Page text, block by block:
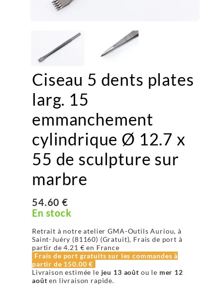
Ciseau 5 dents plates
larg. 15
emmanchement
cylindrique Ø 12.7 x
55 de sculpture sur
marbre
54.60 €
En stock
Retrait à notre atelier GMA-Outils Auriou, à
Saint-Juéry (81160) (Gratuit), Frais de port à
partir de4.21 € en France
Frais de port gratuits sur les commandes à
partir de 150.00 €
Livraison estimée le jeu 13 août ou le mer 12
août en livraison rapide.